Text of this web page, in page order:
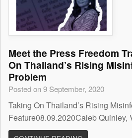
Meet the Press Freedom
On Thailand’s Rising
Problem
Posted on 9 September, 2020
Taking On Thailand’s Rising
Feature08.09.2020Caleb Quinley,